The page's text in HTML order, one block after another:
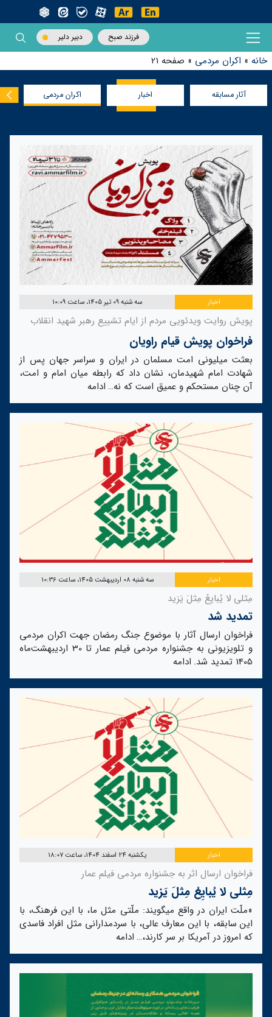
فرزند صبح دبیر دلیر
خانه » اکران مردمی » صفحه 21
آثار مسابقه اخبار اکران مردمی
اخبار سه شنبه 09 تیر 1405، ساعت 10:09
پویش روایت ویدئویی مردم از ایام تشییع رهبر شهید انقلاب
فراخوان پویش قیام راویان
بعثت میلیونی امت مسلمان در ایران و سراسر جهان پس از
شهادت امام شهیدمان، نشان داد که رابطه میان امام و امت،
آن چنان مستحکم و عمیق است که نه… ادامه
اخبار سه شنبه 08 اردیبهشت 1405، ساعت 10:36
مِثلی لا یُبایِعُ مِثلَ یَزید
تمدید شد
فراخوان ارسال آثار با موضوع جنگ رمضان جهت اکران مردمی
و تلویزیونی به جشنواره مردمی فیلم عمار تا 30 اردیبهشت‌ماه
1405 تمدید شد.
ادامه
اخبار یکشنبه 24 اسفند 1404، ساعت 18:07
فراخوان ارسال اثر به جشنواره مردمی فیلم عمار
مِثلی لا یُبایِعُ مِثلَ یَزید
«ملّت ایران در واقع میگویند: ملّتی مثل ما، با این فرهنگ، با
این سابقه، با این معارف عالی، با سردمدارانی مثل افراد فاسدی
که امروز در آمریکا بر سر کارند،… ادامه